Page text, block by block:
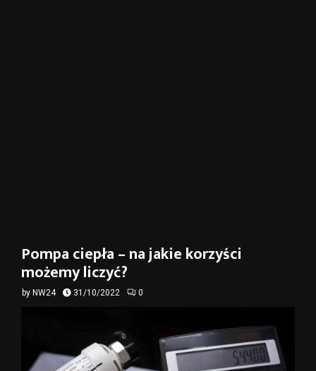
Pompa ciepła – na jakie korzyści
możemy liczyć?
by NW24 31/10/2022 0